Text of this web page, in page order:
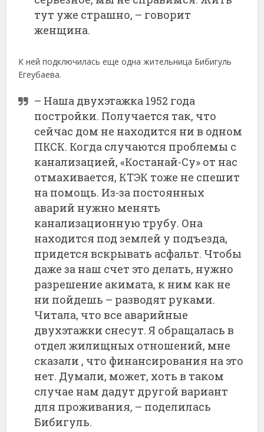
тут уже страшно, – говорит
женщина.
К ней подключилась еще одна жительница Бибигуль
Егеубаева.
– Наша двухэтажка 1952 года
постройки. Получается так, что
сейчас дом не находится ни в одном
ПКСК. Когда случаются проблемы с
канализацией, «Костанай-Су» от нас
отмахивается, КТЭК тоже не спешит
на помощь. Из-за постоянных
аварий нужно менять
канализационную трубу. Она
находится под землей у подъезда,
придется вскрывать асфальт. Чтобы
даже за наш счет это делать, нужно
разрешение акимата, к ним как не
ни пойдешь – разводят руками.
Читала, что все аварийные
двухэтажки снесут. Я обращалась в
отдел жилищных отношений, мне
сказали , что финансирования на это
нет. Думали, может, хоть в таком
случае нам дадут другой вариант
для проживания, – поделилась
Бибигуль.